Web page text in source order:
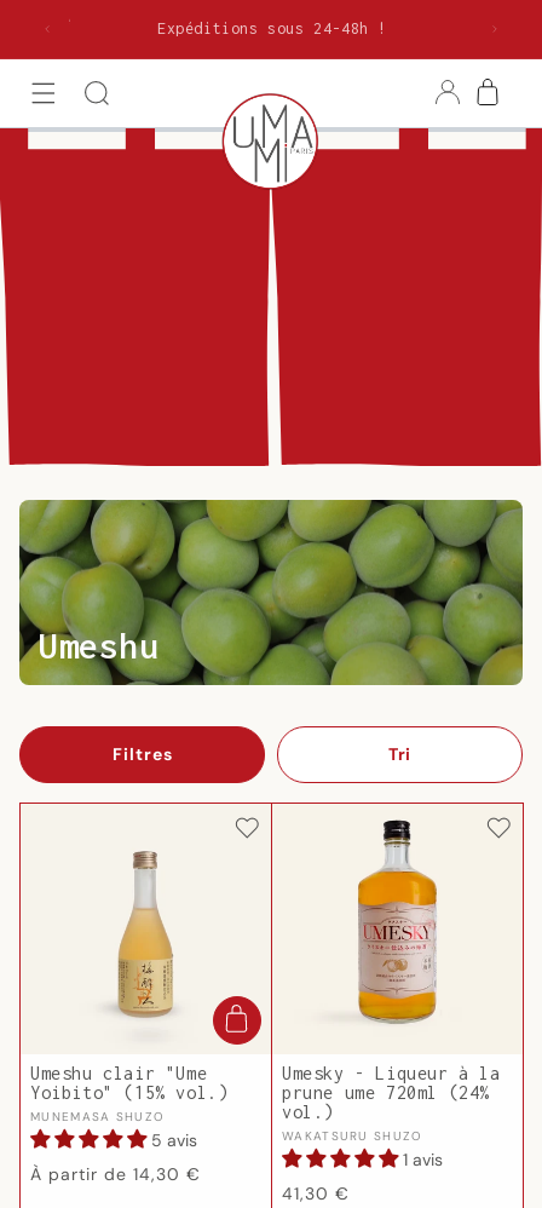
passer
Expéditions sous 24-48h !
ConnexionPanier
Umeshu
Filtres Tri
Umeshu clair "Ume
Yoibito" (15% vol.)
Fournisseur :
MUNEMASA SHUZO
5 avis
Prix
À partir de 14,30 €
Umesky - Liqueur à la
prune ume 720ml (24%
vol.)
Fournisseur :
WAKATSURU SHUZO
1 avis
Prix
41,30 €